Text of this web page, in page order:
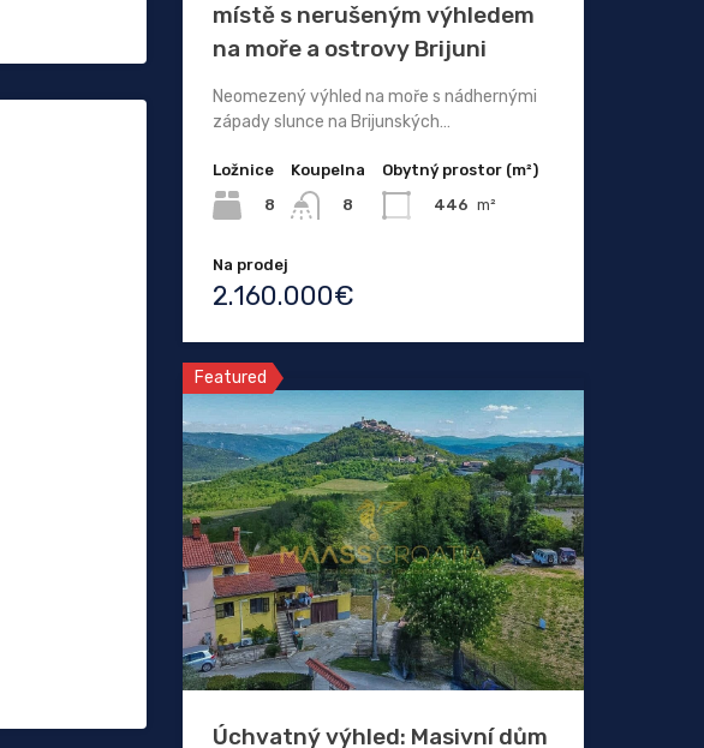
místě s nerušeným výhledem
na moře a ostrovy Brijuni
Neomezený výhled na moře s nádhernými
západy slunce na Brijunských…
Ložnice
8
Koupelna
8
Obytný prostor (m²)
446 m²
Na prodej
2.160.000€
Featured
Úchvatný výhled: Masivní dům